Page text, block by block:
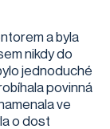
a byla
nikdy do
jednoduché
povinná
ve
o dost